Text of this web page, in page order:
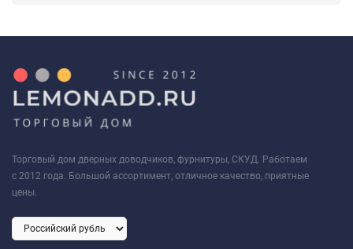
Торговый дом дверных доводчиков, фурнитуры, СКУД. Работаем
с 2012 года. Большой ассортимент, отличное качество, приятные
цены.